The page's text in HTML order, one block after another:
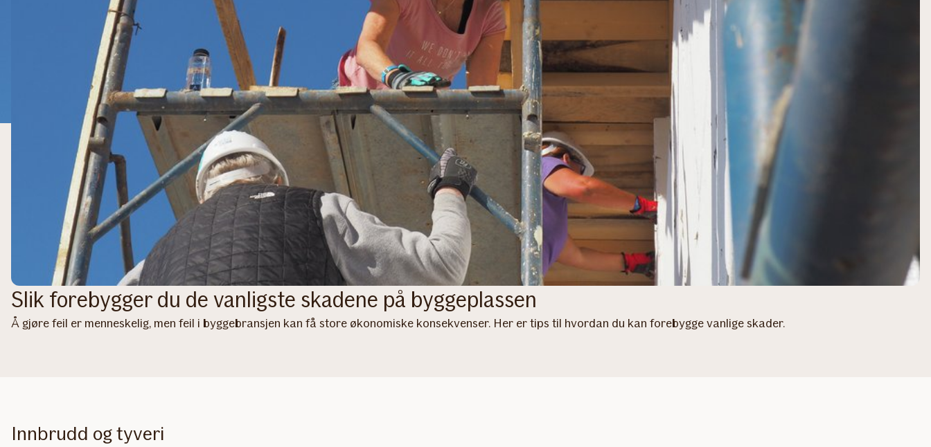
Slik forebygger du de vanligste skadene på byggeplassen
Å gjøre feil er menneskelig, men feil i byggebransjen kan få store økonomiske konsekvenser. Her er tips til hvordan du kan forebygge vanlige skader.
Innbrudd og tyveri